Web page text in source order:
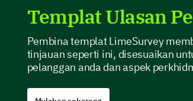
Templat Ulasan
Pembina templat LimeSurvey
tinjauan seperti ini, disesuaikan
pelanggan anda dan aspek